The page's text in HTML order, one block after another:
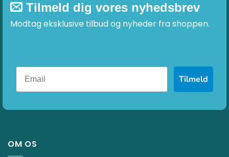
Tilmeld dig vores nyhedsbrev
Modtag eksklusive tilbud og nyheder fra shoppen.
Tilmeld
OM OS